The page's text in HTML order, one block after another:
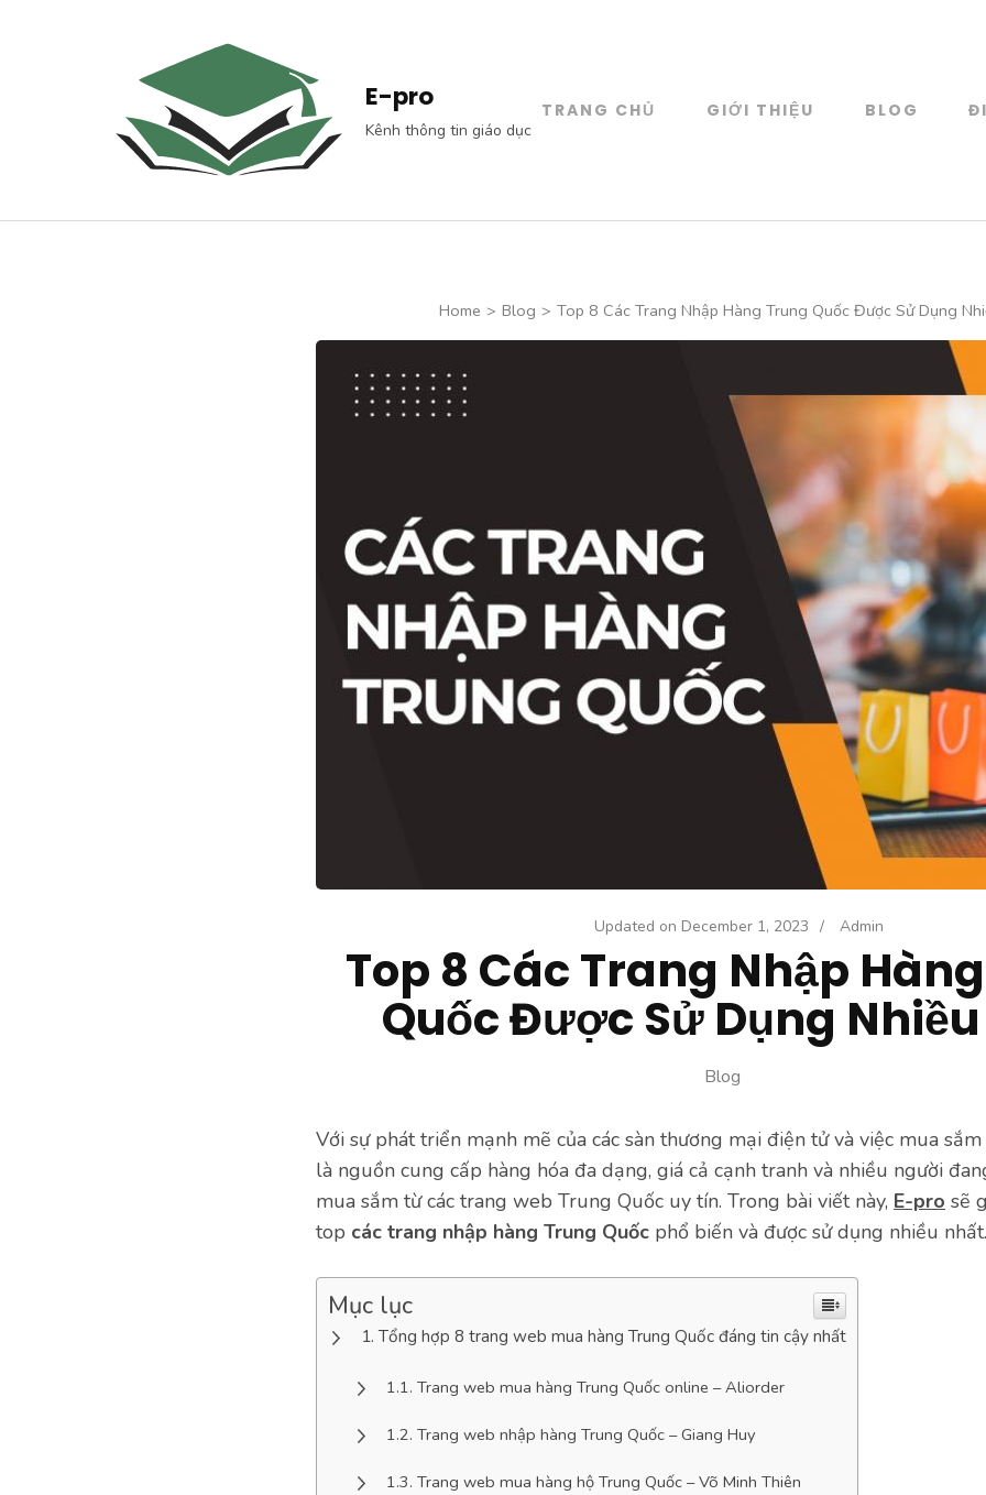
E-pro
Kênh thông tin giáo dục
TRANG CHỦ GIỚI THIỆU BLOG
Home > Blog > Top 8 Các Trang Nhập Hàng Trung Quốc Được Sử Dụng
Updated on December 1, 2023 / Admin
Top 8 Các Trang Nhập
Quốc Được Sử Dụng
Blog
Với sự phát triển mạnh mẽ của các sàn thương mại điện tử và việc mua
là nguồn cung cấp hàng hóa đa dạng, giá cả cạnh tranh và nhiều người
mua sắm từ các trang web Trung Quốc uy tín. Trong bài viết này, E-pro sẽ
top các trang nhập hàng Trung Quốc phổ biến và được sử dụng nhiều nhất.
Mục lục
Tổng hợp 8 trang web mua hàng Trung Quốc đáng tin cậy nhất
Trang web mua hàng Trung Quốc online – Aliorder
Trang web nhập hàng Trung Quốc – Giang Huy
Trang web mua hàng hộ Trung Quốc – Võ Minh Thiên